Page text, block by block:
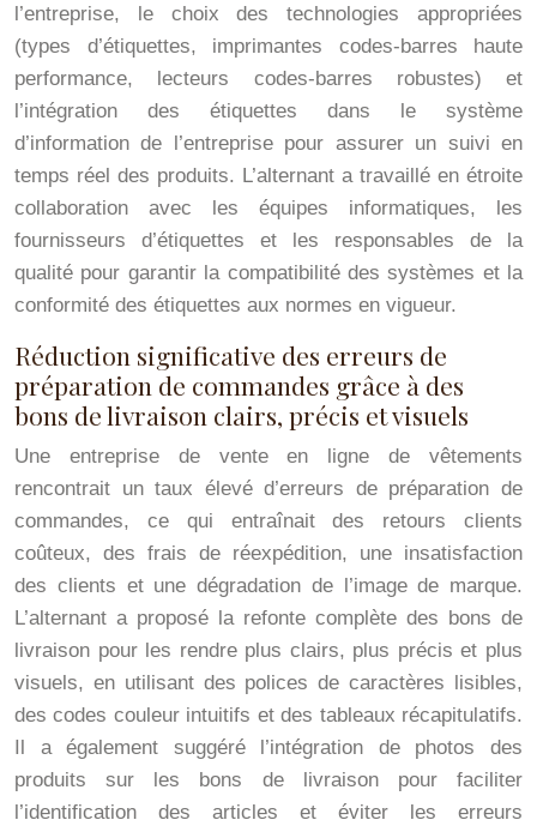
l’entreprise, le choix des technologies appropriées
(types d’étiquettes, imprimantes codes-barres haute
performance, lecteurs codes-barres robustes) et
l’intégration des étiquettes dans le système
d’information de l’entreprise pour assurer un suivi en
temps réel des produits. L’alternant a travaillé en étroite
collaboration avec les équipes informatiques, les
fournisseurs d’étiquettes et les responsables de la
qualité pour garantir la compatibilité des systèmes et la
conformité des étiquettes aux normes en vigueur.
Réduction significative des erreurs de
préparation de commandes grâce à des
bons de livraison clairs, précis et visuels
Une entreprise de vente en ligne de vêtements
rencontrait un taux élevé d’erreurs de préparation de
commandes, ce qui entraînait des retours clients
coûteux, des frais de réexpédition, une insatisfaction
des clients et une dégradation de l’image de marque.
L’alternant a proposé la refonte complète des bons de
livraison pour les rendre plus clairs, plus précis et plus
visuels, en utilisant des polices de caractères lisibles,
des codes couleur intuitifs et des tableaux récapitulatifs.
Il a également suggéré l’intégration de photos des
produits sur les bons de livraison pour faciliter
l’identification des articles et éviter les erreurs